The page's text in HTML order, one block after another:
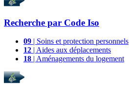
Recherche par Code Iso
09 | Soins et protection personnels
12 | Aides aux déplacements
18 | Aménagements du logement